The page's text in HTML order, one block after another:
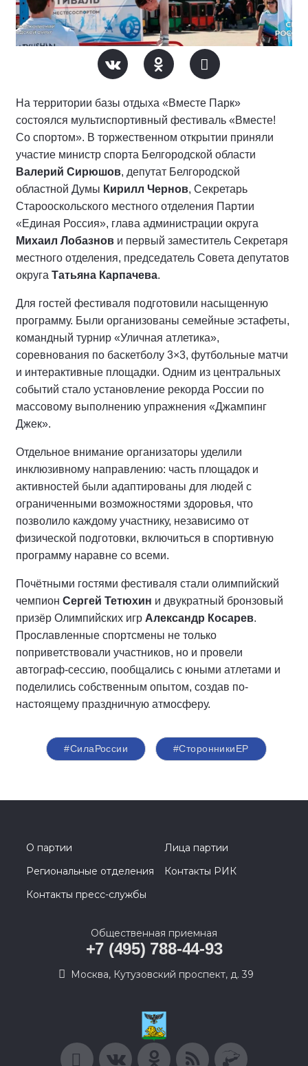
На территории базы отдыха «Вместе Парк»
состоялся мультиспортивный фестиваль «Вместе!
Со спортом». В торжественном открытии приняли
участие министр спорта Белгородской области
Валерий Сирюшов, депутат Белгородской
областной Думы Кирилл Чернов, Секретарь
Старооскольского местного отделения Партии
«Единая Россия», глава администрации округа
Михаил Лобазнов и первый заместитель Секретаря
местного отделения, председатель Совета депутатов
округа Татьяна Карпачева.
Для гостей фестиваля подготовили насыщенную
программу. Были организованы семейные эстафеты,
командный турнир «Уличная атлетика»,
соревнования по баскетболу 3×3, футбольные матчи
и интерактивные площадки. Одним из центральных
событий стало установление рекорда России по
массовому выполнению упражнения «Джампинг
Джек».
Отдельное внимание организаторы уделили
инклюзивному направлению: часть площадок и
активностей были адаптированы для людей с
ограниченными возможностями здоровья, что
позволило каждому участнику, независимо от
физической подготовки, включиться в спортивную
программу наравне со всеми.
Почётными гостями фестиваля стали олимпийский
чемпион Сергей Тетюхин и двукратный бронзовый
призёр Олимпийских игр Александр Косарев.
Прославленные спортсмены не только
поприветствовали участников, но и провели
автограф-сессию, пообщались с юными атлетами и
поделились собственным опытом, создав по-
настоящему праздничную атмосферу.
#СилаРоссии #СторонникиЕР
О партии
Лица партии
Региональные отделения
Контакты РИК
Контакты пресс-службы
Общественная приемная
+7 (495) 788-44-93
Москва, Кутузовский проспект, д. 39